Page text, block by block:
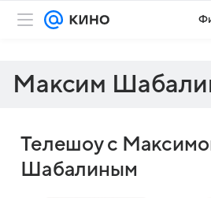
Максим
Телешоу с
Шабалиным